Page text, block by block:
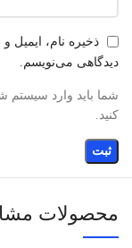
ذخیره نام، ایمیل
دیدگاهی می‌نویسم.
شما باید وارد سیستم
کنید.
محصولات